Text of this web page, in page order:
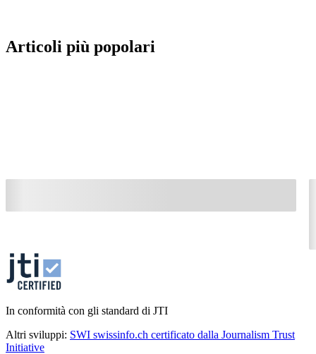
Articoli più popolari
In conformità con gli standard di JTI
Altri sviluppi: SWI swissinfo.ch certificato dalla Journalism Trust
Initiative